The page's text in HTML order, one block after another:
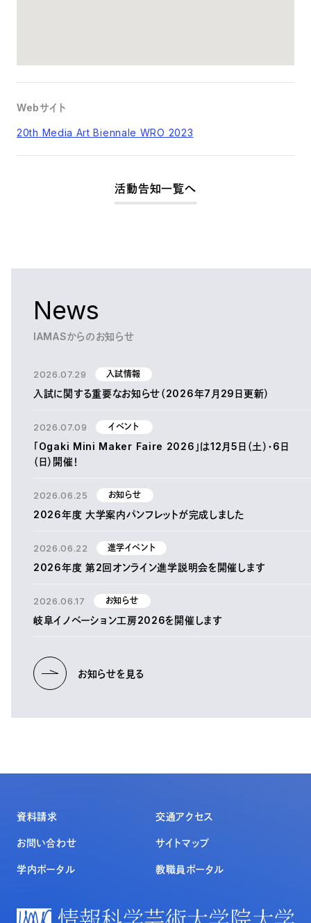
Webサイト
20th Media Art Biennale WRO 2023
活動告知一覧へ
News
IAMASからのお知らせ
2026.07.29 入試情報
入試に関する重要なお知らせ（2026年7月29日更新）
2026.07.09 イベント
「Ogaki Mini Maker Faire 2026」は12月5日（土）・6日
（日）開催！
2026.06.25 お知らせ
2026年度 大学案内パンフレットが完成しました
2026.06.22 進学イベント
2026年度 第2回オンライン進学説明会を開催します
2026.06.17 お知らせ
岐阜イノベーション工房2026を開催します
お知らせを見る
資料請求 交通アクセス
お問い合わせ サイトマップ
学内ポータル 教職員ポータル